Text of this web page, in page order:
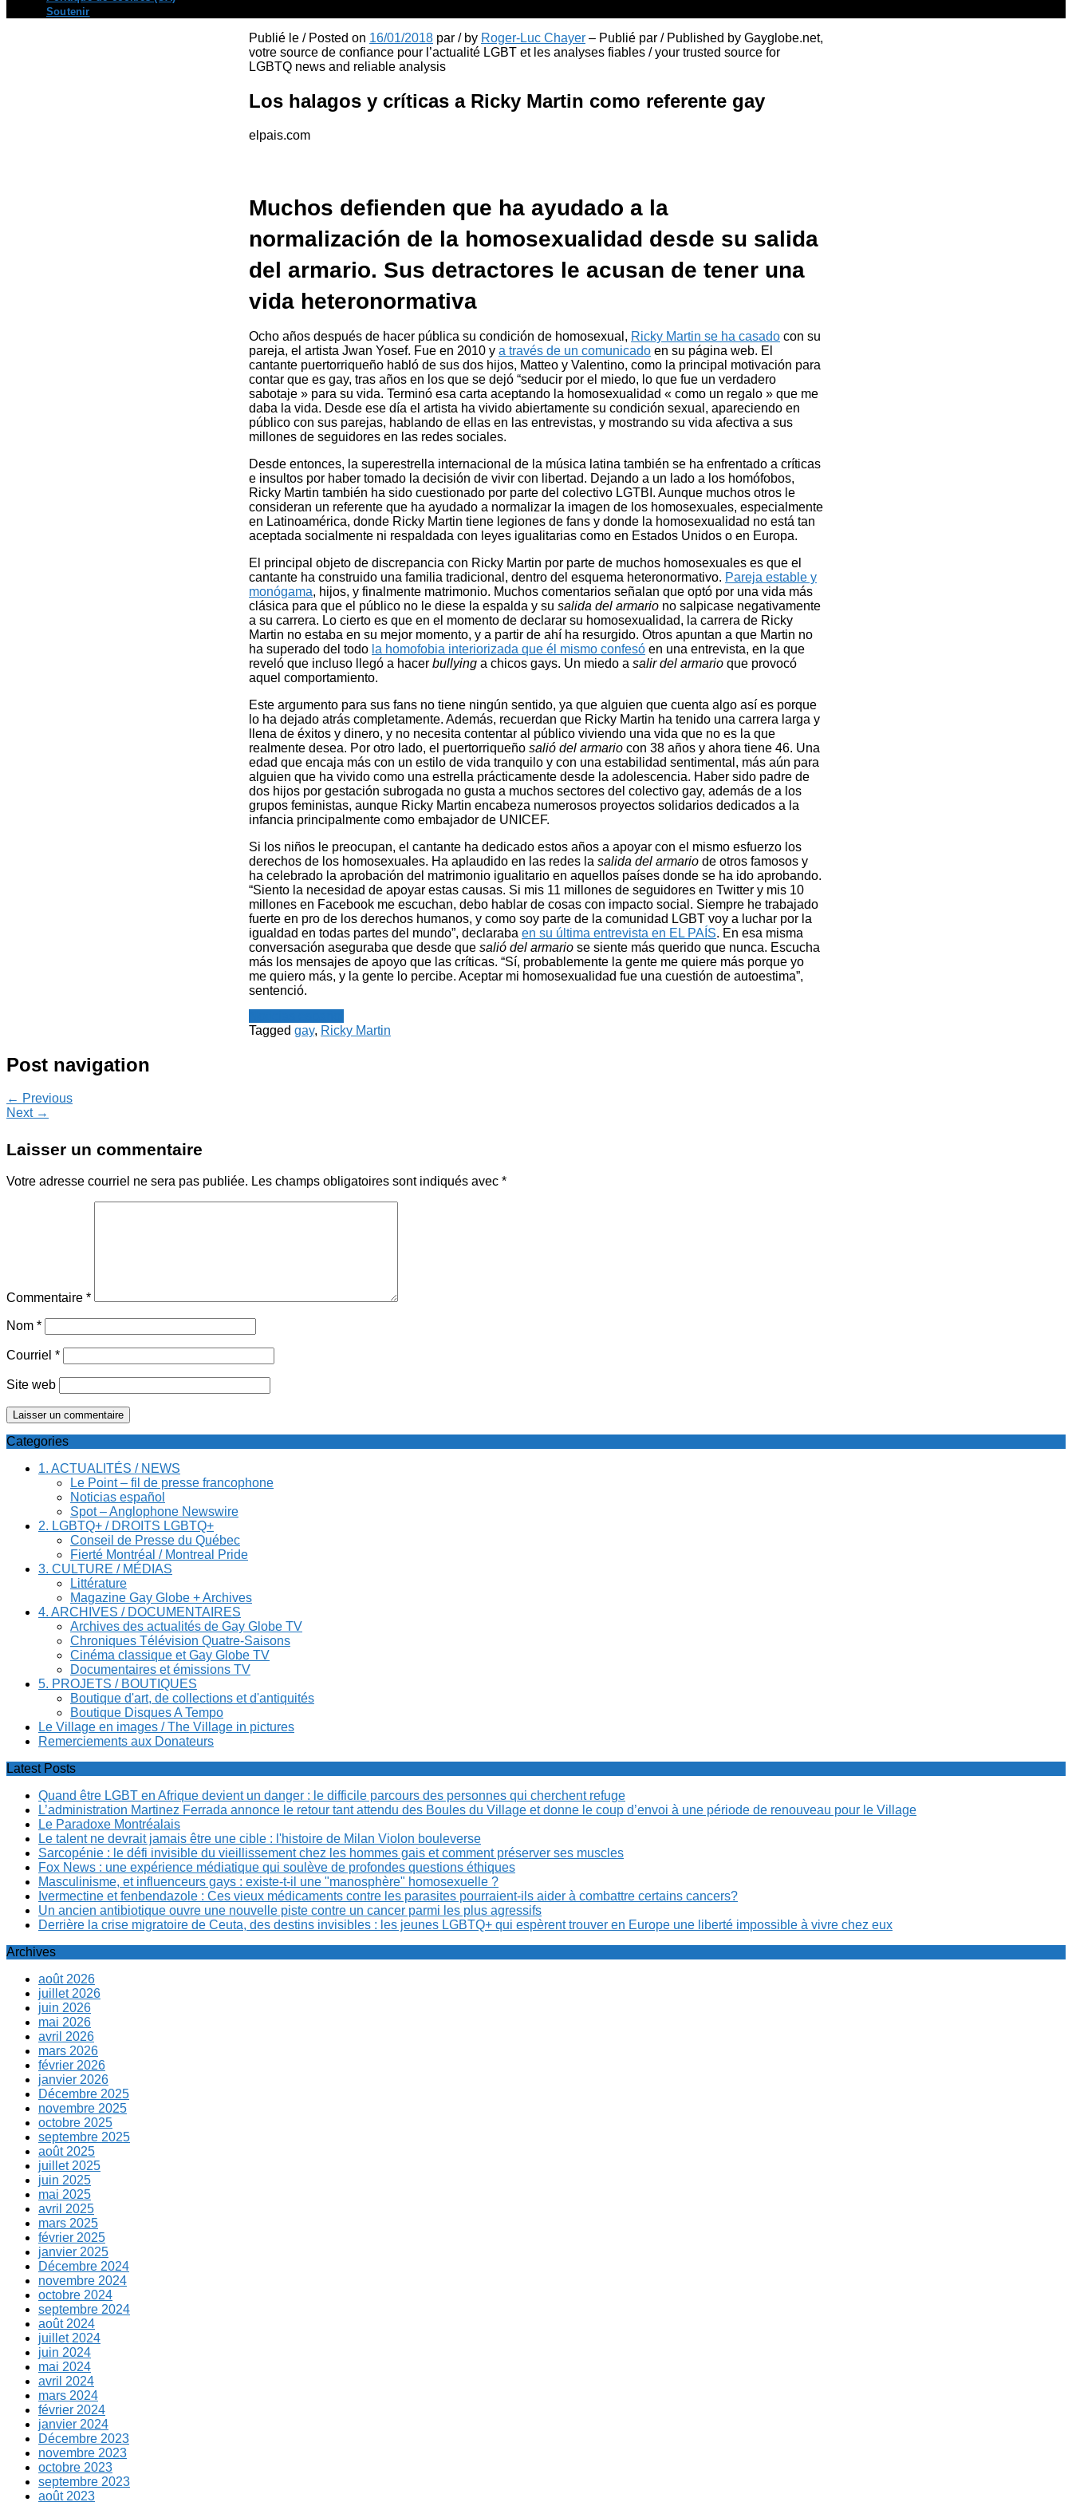
Soutenir
Publié le / Posted on 16/01/2018 par / by Roger-Luc Chayer – Publié par / Published by Gayglobe.net,
votre source de confiance pour l’actualité LGBT et les analyses fiables / your trusted source for
LGBTQ news and reliable analysis
Los halagos y críticas a Ricky Martin como referente gay
elpais.com
Muchos defienden que ha ayudado a la
normalización de la homosexualidad desde su salida
del armario. Sus detractores le acusan de tener una
vida heteronormativa
Ocho años después de hacer pública su condición de homosexual, Ricky Martin se ha casado con su
pareja, el artista Jwan Yosef. Fue en 2010 y a través de un comunicado en su página web. El
cantante puertorriqueño habló de sus dos hijos, Matteo y Valentino, como la principal motivación para
contar que es gay, tras años en los que se dejó “seducir por el miedo, lo que fue un verdadero
sabotaje » para su vida. Terminó esa carta aceptando la homosexualidad « como un regalo » que me
daba la vida. Desde ese día el artista ha vivido abiertamente su condición sexual, apareciendo en
público con sus parejas, hablando de ellas en las entrevistas, y mostrando su vida afectiva a sus
millones de seguidores en las redes sociales.
Desde entonces, la superestrella internacional de la música latina también se ha enfrentado a críticas
e insultos por haber tomado la decisión de vivir con libertad. Dejando a un lado a los homófobos,
Ricky Martin también ha sido cuestionado por parte del colectivo LGTBI. Aunque muchos otros le
consideran un referente que ha ayudado a normalizar la imagen de los homosexuales, especialmente
en Latinoamérica, donde Ricky Martin tiene legiones de fans y donde la homosexualidad no está tan
aceptada socialmente ni respaldada con leyes igualitarias como en Estados Unidos o en Europa.
El principal objeto de discrepancia con Ricky Martin por parte de muchos homosexuales es que el
cantante ha construido una familia tradicional, dentro del esquema heteronormativo. Pareja estable y
monógama, hijos, y finalmente matrimonio. Muchos comentarios señalan que optó por una vida más
clásica para que el público no le diese la espalda y su salida del armario no salpicase negativamente
a su carrera. Lo cierto es que en el momento de declarar su homosexualidad, la carrera de Ricky
Martin no estaba en su mejor momento, y a partir de ahí ha resurgido. Otros apuntan a que Martin no
ha superado del todo la homofobia interiorizada que él mismo confesó en una entrevista, en la que
reveló que incluso llegó a hacer bullying a chicos gays. Un miedo a salir del armario que provocó
aquel comportamiento.
Este argumento para sus fans no tiene ningún sentido, ya que alguien que cuenta algo así es porque
lo ha dejado atrás completamente. Además, recuerdan que Ricky Martin ha tenido una carrera larga y
llena de éxitos y dinero, y no necesita contentar al público viviendo una vida que no es la que
realmente desea. Por otro lado, el puertorriqueño salió del armario con 38 años y ahora tiene 46. Una
edad que encaja más con un estilo de vida tranquilo y con una estabilidad sentimental, más aún para
alguien que ha vivido como una estrella prácticamente desde la adolescencia. Haber sido padre de
dos hijos por gestación subrogada no gusta a muchos sectores del colectivo gay, además de a los
grupos feministas, aunque Ricky Martin encabeza numerosos proyectos solidarios dedicados a la
infancia principalmente como embajador de UNICEF.
Si los niños le preocupan, el cantante ha dedicado estos años a apoyar con el mismo esfuerzo los
derechos de los homosexuales. Ha aplaudido en las redes la salida del armario de otros famosos y
ha celebrado la aprobación del matrimonio igualitario en aquellos países donde se ha ido aprobando.
“Siento la necesidad de apoyar estas causas. Si mis 11 millones de seguidores en Twitter y mis 10
millones en Facebook me escuchan, debo hablar de cosas con impacto social. Siempre he trabajado
fuerte en pro de los derechos humanos, y como soy parte de la comunidad LGBT voy a luchar por la
igualdad en todas partes del mundo”, declaraba en su última entrevista en EL PAÍS. En esa misma
conversación aseguraba que desde que salió del armario se siente más querido que nunca. Escucha
más los mensajes de apoyo que las críticas. “Sí, probablemente la gente me quiere más porque yo
me quiero más, y la gente lo percibe. Aceptar mi homosexualidad fue una cuestión de autoestima”,
sentenció.
Tagged gay, Ricky Martin
Post navigation
← Previous
Next →
Laisser un commentaire
Votre adresse courriel ne sera pas publiée. Les champs obligatoires sont indiqués avec *
Commentaire *
Nom *
Courriel *
Site web
Categories
1. ACTUALITÉS / NEWS
Le Point – fil de presse francophone
Noticias español
Spot – Anglophone Newswire
2. LGBTQ+ / DROITS LGBTQ+
Conseil de Presse du Québec
Fierté Montréal / Montreal Pride
3. CULTURE / MÉDIAS
Littérature
Magazine Gay Globe + Archives
4. ARCHIVES / DOCUMENTAIRES
Archives des actualités de Gay Globe TV
Chroniques Télévision Quatre-Saisons
Cinéma classique et Gay Globe TV
Documentaires et émissions TV
5. PROJETS / BOUTIQUES
Boutique d'art, de collections et d'antiquités
Boutique Disques A Tempo
Le Village en images / The Village in pictures
Remerciements aux Donateurs
Latest Posts
Quand être LGBT en Afrique devient un danger : le difficile parcours des personnes qui cherchent refuge
L’administration Martinez Ferrada annonce le retour tant attendu des Boules du Village et donne le coup d’envoi à une période de renouveau pour le Village
Le Paradoxe Montréalais
Le talent ne devrait jamais être une cible : l'histoire de Milan Violon bouleverse
Sarcopénie : le défi invisible du vieillissement chez les hommes gais et comment préserver ses muscles
Fox News : une expérience médiatique qui soulève de profondes questions éthiques
Masculinisme, et influenceurs gays : existe-t-il une "manosphère" homosexuelle ?
Ivermectine et fenbendazole : Ces vieux médicaments contre les parasites pourraient-ils aider à combattre certains cancers?
Un ancien antibiotique ouvre une nouvelle piste contre un cancer parmi les plus agressifs
Derrière la crise migratoire de Ceuta, des destins invisibles : les jeunes LGBTQ+ qui espèrent trouver en Europe une liberté impossible à vivre chez eux
Archives
août 2026
juillet 2026
juin 2026
mai 2026
avril 2026
mars 2026
février 2026
janvier 2026
Décembre 2025
novembre 2025
octobre 2025
septembre 2025
août 2025
juillet 2025
juin 2025
mai 2025
avril 2025
mars 2025
février 2025
janvier 2025
Décembre 2024
novembre 2024
octobre 2024
septembre 2024
août 2024
juillet 2024
juin 2024
mai 2024
avril 2024
mars 2024
février 2024
janvier 2024
Décembre 2023
novembre 2023
octobre 2023
septembre 2023
août 2023